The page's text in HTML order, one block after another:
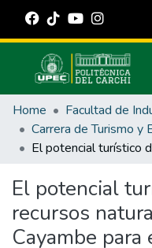
Communities & Collections
All of DSpace
Statistics
Estadísticas Externas
Manuales
Home
El potencial
recursos
Cayambe